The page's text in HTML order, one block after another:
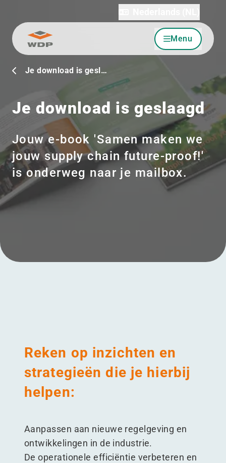
Ga naar inhoud Menu
Je download is gesl…
Je download is geslaagd
Jouw e-book 'Samen maken we
jouw supply chain future-proof!'
is onderweg naar je mailbox.
Reken op inzichten en
strategieën die je hierbij
helpen:
Aanpassen aan nieuwe regelgeving en
ontwikkelingen in de industrie.
De operationele efficiëntie verbeteren en